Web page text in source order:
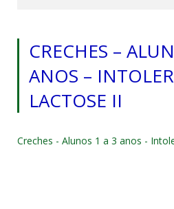
CRECHES –
ANOS –
LACTOSE II
Creches - Alunos 1 a 3 anos -